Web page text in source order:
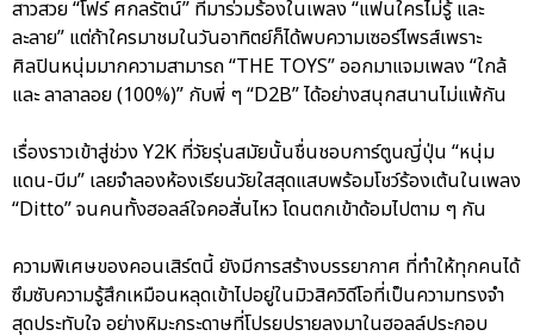
สาวสวย “โฟร์ ศกลรัตน์” ที่มาร่วมร้องในเพลง “แฟนใครไม่รู้ และ
ละลาย” แต่ถ้าใครมาชมในวันอาทิตย์ก็ได้พบความเซอร์ไพรส์เพราะ
ศิลปินหนุ่มมากความสามารถ “THE TOYS” ออกมาแจมเพลง “ใกล้
และ ลาลาลอย (100%)” กับพี่ ๆ “D2B” ได้อย่างสนุกสนานไม่แพ้กัน
เรื่องราวเข้าสู่ช่วง Y2K ที่วัยรุ่นสมัยนั้นชื่นชอบการ์ตูนญี่ปุ่น “หนุ่ม
แดน-บีม” เลยจำลองห้องเรียนวัยใสสุดแสบพร้อมโชว์ร้องเต้นในเพลง
“Ditto” จนคนทั้งฮอลล์ใจคอสั่นไหว โดนตกเข้าด้อมไปตาม ๆ กัน
ความพิเศษของคอนเสิร์ตนี้ ยังมีการสร้างบรรยากาศ ที่ทำให้ทุกคนได้
ซึมซับความรู้สึกเหมือนหลุดเข้าไปอยู่ในมิวสิควิดีโอที่เป็นความทรงจำ
สุดประทับใจ อย่างหิมะกระดาษที่โปรยปรายลงมาในฮอลล์ประกอบ